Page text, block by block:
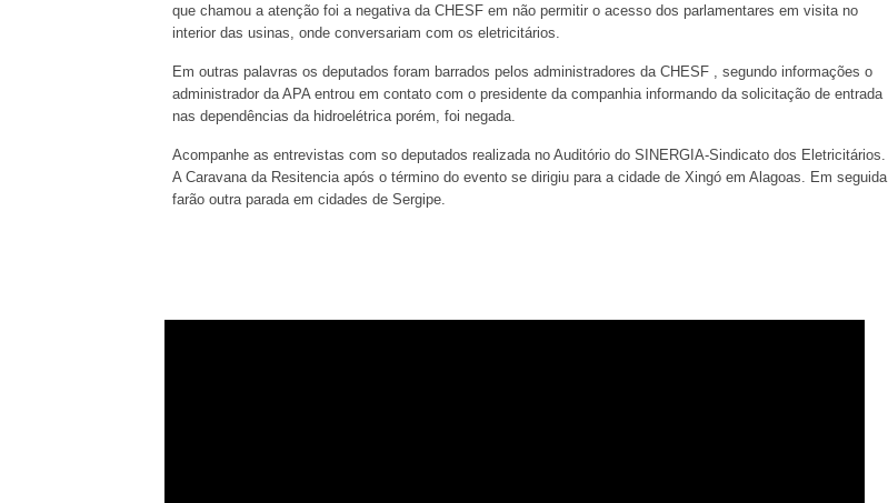
que chamou a atenção foi a negativa da CHESF em não permitir o acesso dos parlamentares em visita no
interior das usinas, onde conversariam com os eletricitários.
Em outras palavras os deputados foram barrados pelos administradores da CHESF , segundo informações o
administrador da APA entrou em contato com o presidente da companhia informando da solicitação de entrada
nas dependências da hidroelétrica porém, foi negada.
Acompanhe as entrevistas com so deputados realizada no Auditório do SINERGIA-Sindicato dos Eletricitários.
A Caravana da Resitencia após o término do evento se dirigiu para a cidade de Xingó em Alagoas. Em seguida
farão outra parada em cidades de Sergipe.